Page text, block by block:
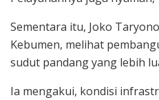
Sementara itu, Joko
Kebumen, melihat
sudut pandang yang lebih
Ia mengakui, kondisi